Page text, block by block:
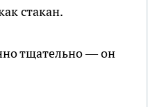
стакан.
тщательно — он